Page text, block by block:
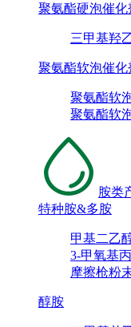
聚氨酯硬泡催化
三甲基羟
聚氨酯软泡催化
聚氨酯软
聚氨酯软
胺类
特种胺&多胺
甲基二乙
3-甲氧基
摩擦枪粉
醇胺